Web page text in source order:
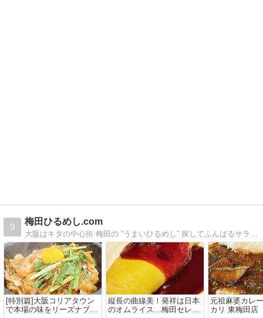
9
梅田ひるめし.com
大阪はキタの中心街 梅田の ”うまいひるめし” 探してふんばるサラリーマン生活を綴ります。出会い大切に。For your smile! -from Osaka-
[特別篇]大阪コリアタウン
で本場の味をリーズナブル
縦長の曲線美！発祥は日本
のオムライス…梅田セレク
元祖麻婆カレ
カリ 東梅田店